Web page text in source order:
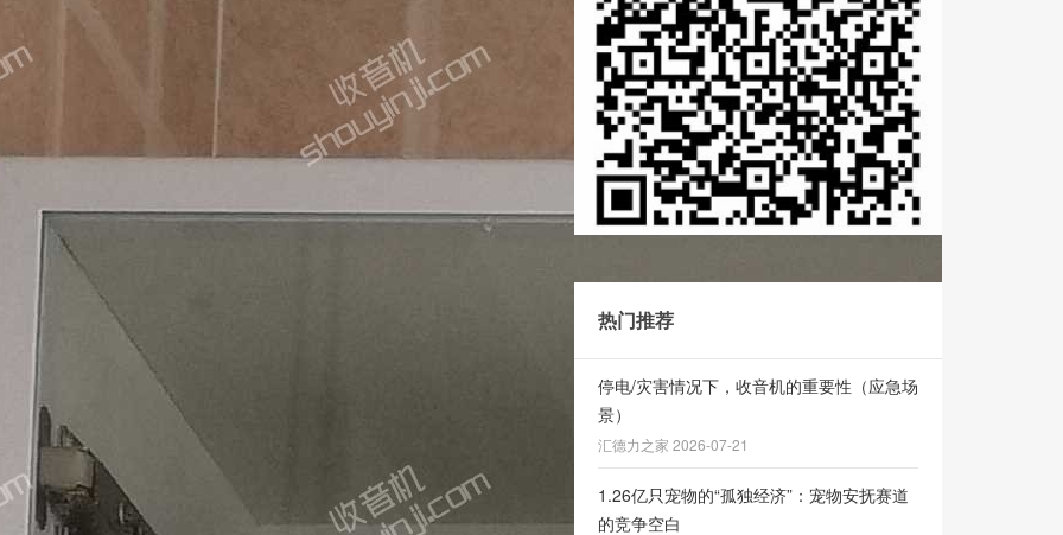
热门推荐
停电/灾害情况下，收音机的重要性（应急场
景）
汇德力之家 2026-07-21
1.26亿只宠物的“孤独经济”：宠物安抚赛道
的竞争空白